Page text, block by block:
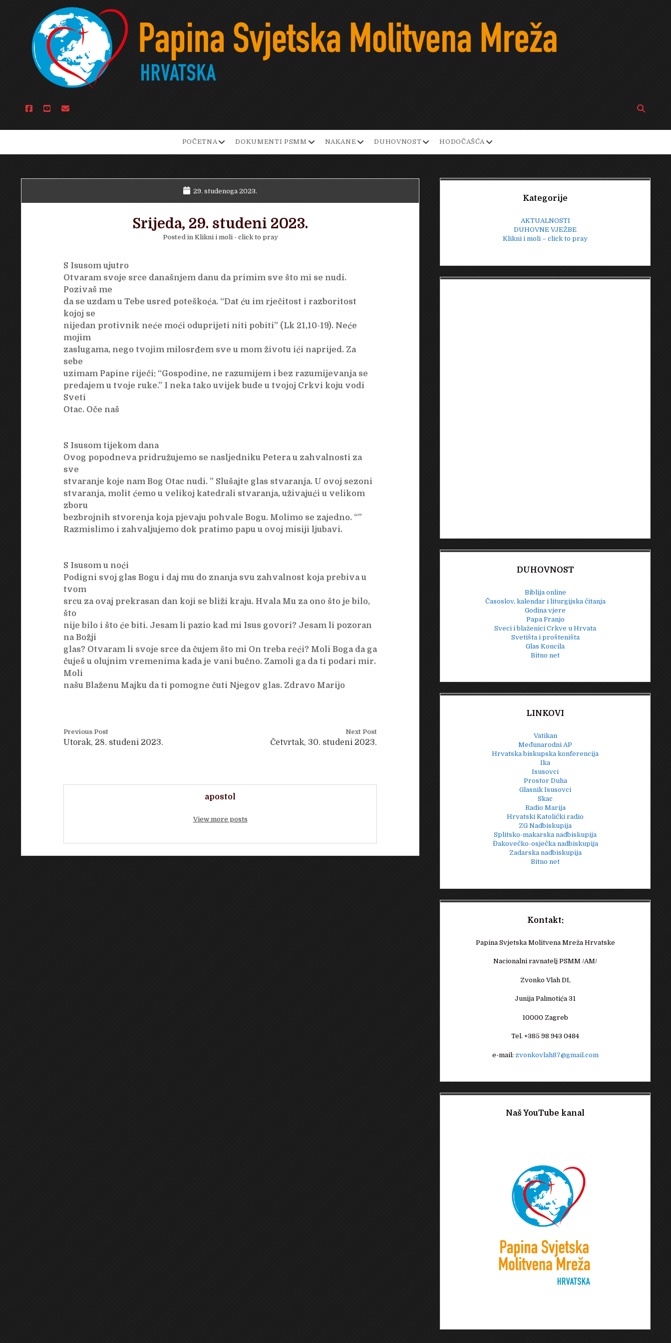
facebook
youtubeemail
Open
bar
POČETNAopen
menu
DOKUMENTI PSMM open
menu
NAKANE open
menu
DUHOVNOST open
menu
HODOČAŠĆA open
menu
29. studenoga 2023.
Srijeda, 29. studeni 2023.
Posted in Klikni i moli - click to pray
S Isusom ujutro
Otvaram svoje srce današnjem danu da primim sve što mi se nudi.
Pozivaš me
da se uzdam u Tebe usred poteškoća. “Dat ću im rječitost i razboritost
kojoj se
nijedan protivnik neće moći oduprijeti niti pobiti” (Lk 21,10-19). Neće
mojim
zaslugama, nego tvojim milosrđem sve u mom životu ići naprijed. Za
sebe
uzimam Papine riječi: “Gospodine, ne razumijem i bez razumijevanja se
predajem u tvoje ruke.” I neka tako uvijek bude u tvojoj Crkvi koju vodi
Sveti
Otac. Oče naš
S Isusom tijekom dana
Ovog popodneva pridružujemo se nasljedniku Petera u zahvalnosti za
sve
stvaranje koje nam Bog Otac nudi. ” Slušajte glas stvaranja. U ovoj sezoni
stvaranja, molit ćemo u velikoj katedrali stvaranja, uživajući u velikom
zboru
bezbrojnih stvorenja koja pjevaju pohvale Bogu. Molimo se zajedno. “”
Razmislimo i zahvaljujemo dok pratimo papu u ovoj misiji ljubavi.
S Isusom u noći
Podigni svoj glas Bogu i daj mu do znanja svu zahvalnost koja prebiva u
tvom
srcu za ovaj prekrasan dan koji se bliži kraju. Hvala Mu za ono što je bilo,
što
nije bilo i što će biti. Jesam li pazio kad mi Isus govori? Jesam li pozoran
na Božji
glas? Otvaram li svoje srce da čujem što mi On treba reći? Moli Boga da ga
čuješ u olujnim vremenima kada je vani bučno. Zamoli ga da ti podari mir.
Moli
našu Blaženu Majku da ti pomogne čuti Njegov glas. Zdravo Marijo
Previous Post
Utorak, 28. studeni 2023.
Next Post
Četvrtak, 30. studeni 2023.
apostol
View more posts
Sidebar
Kategorije
AKTUALNOSTI
DUHOVNE VJEŽBE
Klikni i moli – click to pray
DUHOVNOST
Biblija online
Časoslov, kalendar i liturgijska čitanja
Godina vjere
Papa Franjo
Sveci i blaženici Crkve u Hrvata
Svetišta i prošteništa
Glas Koncila
Bitno net
LINKOVI
Vatikan
Međunarodni AP
Hrvatska biskupska konferencija
Ika
Isusovci
Prostor Duha
Glasnik Isusovci
Skac
Radio Marija
Hrvatski Katolički radio
ZG Nadbiskupija
Splitsko-makarska nadbiskupija
Đakovečko-osječka nadbiskupija
Zadarska nadbiskupija
Bitno net
Kontakt:
Papina Svjetska Molitvena Mreža Hrvatske
Nacionalni ravnatelj PSMM /AM/
Zvonko Vlah DI,
Junija Palmotića 31
10000 Zagreb
Tel. +385 98 943 0484
e-mail: zvonkovlah87@gmail.com
Naš YouTube kanal